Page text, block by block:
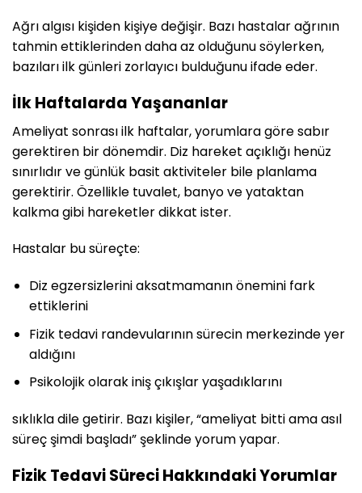
Ağrı algısı kişiden kişiye değişir. Bazı hastalar ağrının
tahmin ettiklerinden daha az olduğunu söylerken,
bazıları ilk günleri zorlayıcı bulduğunu ifade eder.
İlk Haftalarda Yaşananlar
Ameliyat sonrası ilk haftalar, yorumlara göre sabır
gerektiren bir dönemdir. Diz hareket açıklığı henüz
sınırlıdır ve günlük basit aktiviteler bile planlama
gerektirir. Özellikle tuvalet, banyo ve yataktan
kalkma gibi hareketler dikkat ister.
Hastalar bu süreçte:
Diz egzersizlerini aksatmamanın önemini fark
ettiklerini
Fizik tedavi randevularının sürecin merkezinde yer
aldığını
Psikolojik olarak iniş çıkışlar yaşadıklarını
sıklıkla dile getirir. Bazı kişiler, “ameliyat bitti ama asıl
süreç şimdi başladı” şeklinde yorum yapar.
Fizik Tedavi Süreci Hakkındaki Yorumlar